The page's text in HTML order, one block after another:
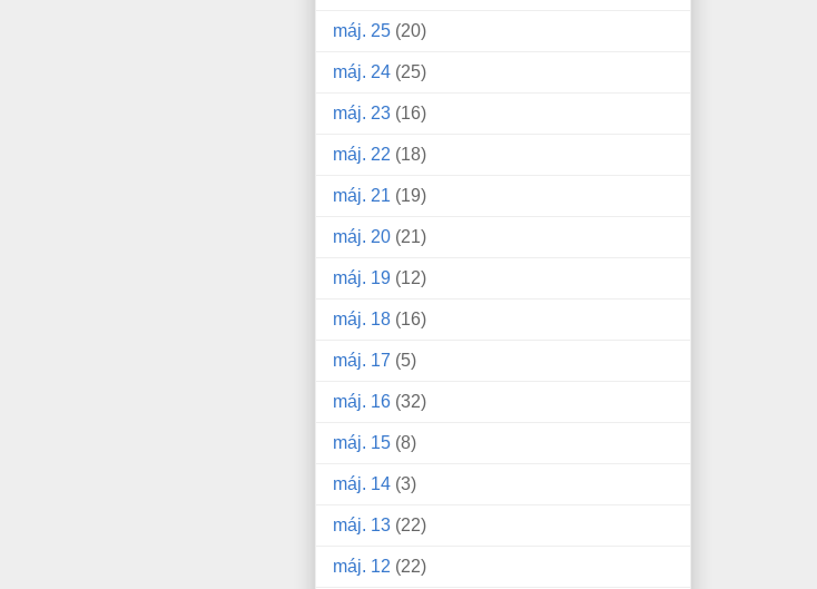
máj. 25 (20)
máj. 24 (25)
máj. 23 (16)
máj. 22 (18)
máj. 21 (19)
máj. 20 (21)
máj. 19 (12)
máj. 18 (16)
máj. 17 (5)
máj. 16 (32)
máj. 15 (8)
máj. 14 (3)
máj. 13 (22)
máj. 12 (22)